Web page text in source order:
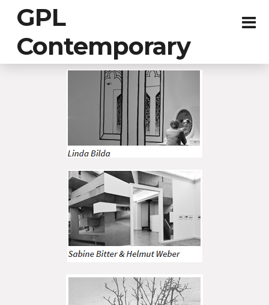
GPL
Contemporary